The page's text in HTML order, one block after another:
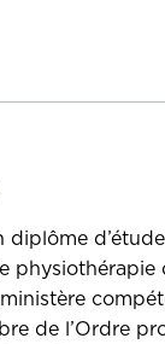
diplôme
physiothérapie
de l’Ordre